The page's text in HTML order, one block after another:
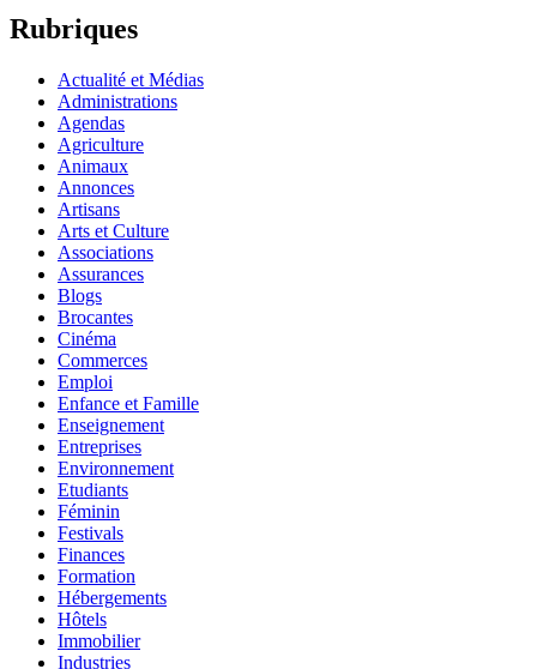
Rubriques
Actualité et Médias
Administrations
Agendas
Agriculture
Animaux
Annonces
Artisans
Arts et Culture
Associations
Assurances
Blogs
Brocantes
Cinéma
Commerces
Emploi
Enfance et Famille
Enseignement
Entreprises
Environnement
Etudiants
Féminin
Festivals
Finances
Formation
Hébergements
Hôtels
Immobilier
Industries